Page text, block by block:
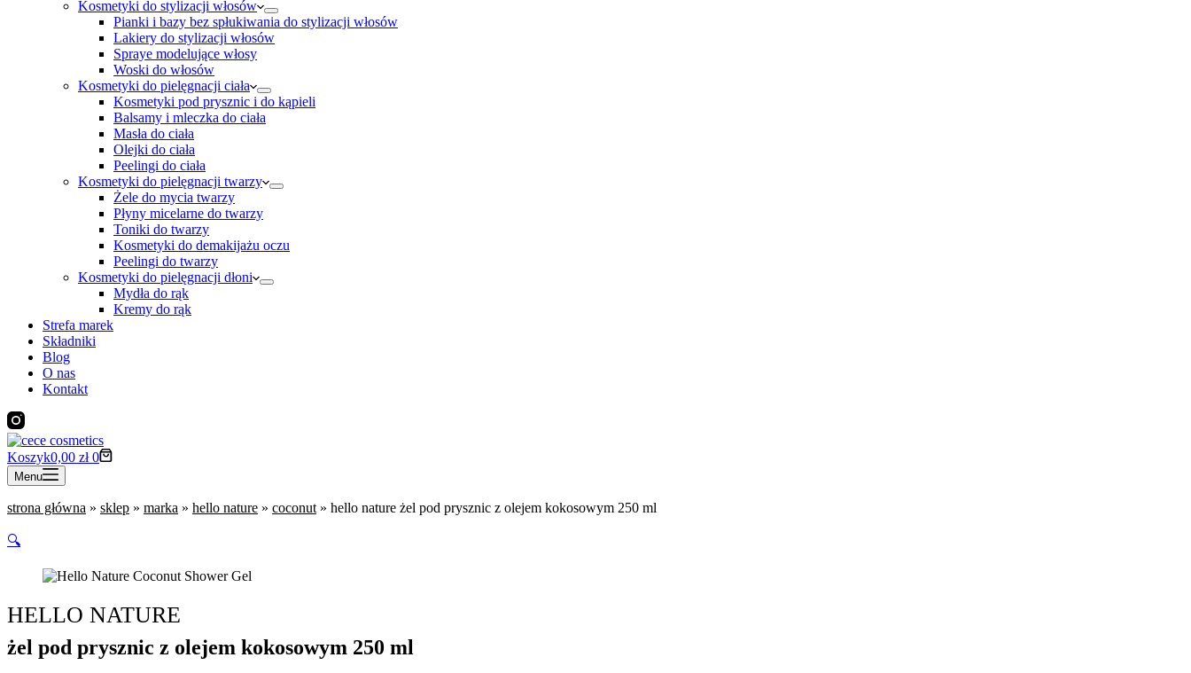
Kosmetyki do stylizacji włosów
Pianki i bazy bez spłukiwania do stylizacji włosów
Lakiery do stylizacji włosów
Spraye modelujące włosy
Woski do włosów
Kosmetyki do pielęgnacji ciała
Kosmetyki pod prysznic i do kąpieli
Balsamy i mleczka do ciała
Masła do ciała
Olejki do ciała
Peelingi do ciała
Kosmetyki do pielęgnacji twarzy
Żele do mycia twarzy
Płyny micelarne do twarzy
Toniki do twarzy
Kosmetyki do demakijażu oczu
Peelingi do twarzy
Kosmetyki do pielęgnacji dłoni
Mydła do rąk
Kremy do rąk
Strefa marek
Składniki
Blog
O nas
Kontakt
Koszyk0,00 zł 0
Menu
strona główna » sklep » marka » hello nature » coconut » hello nature żel pod prysznic z olejem kokosowym 250 ml
🔍
HELLO NATURE
żel pod prysznic z olejem kokosowym 250 ml